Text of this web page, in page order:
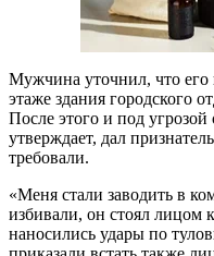
Мужчина уточнил, что
этаже здания городского
После этого и под угрозой
утверждает, дал
требовали.
«Меня стали заводить в
избивали, он стоял лицом
наносились удары по